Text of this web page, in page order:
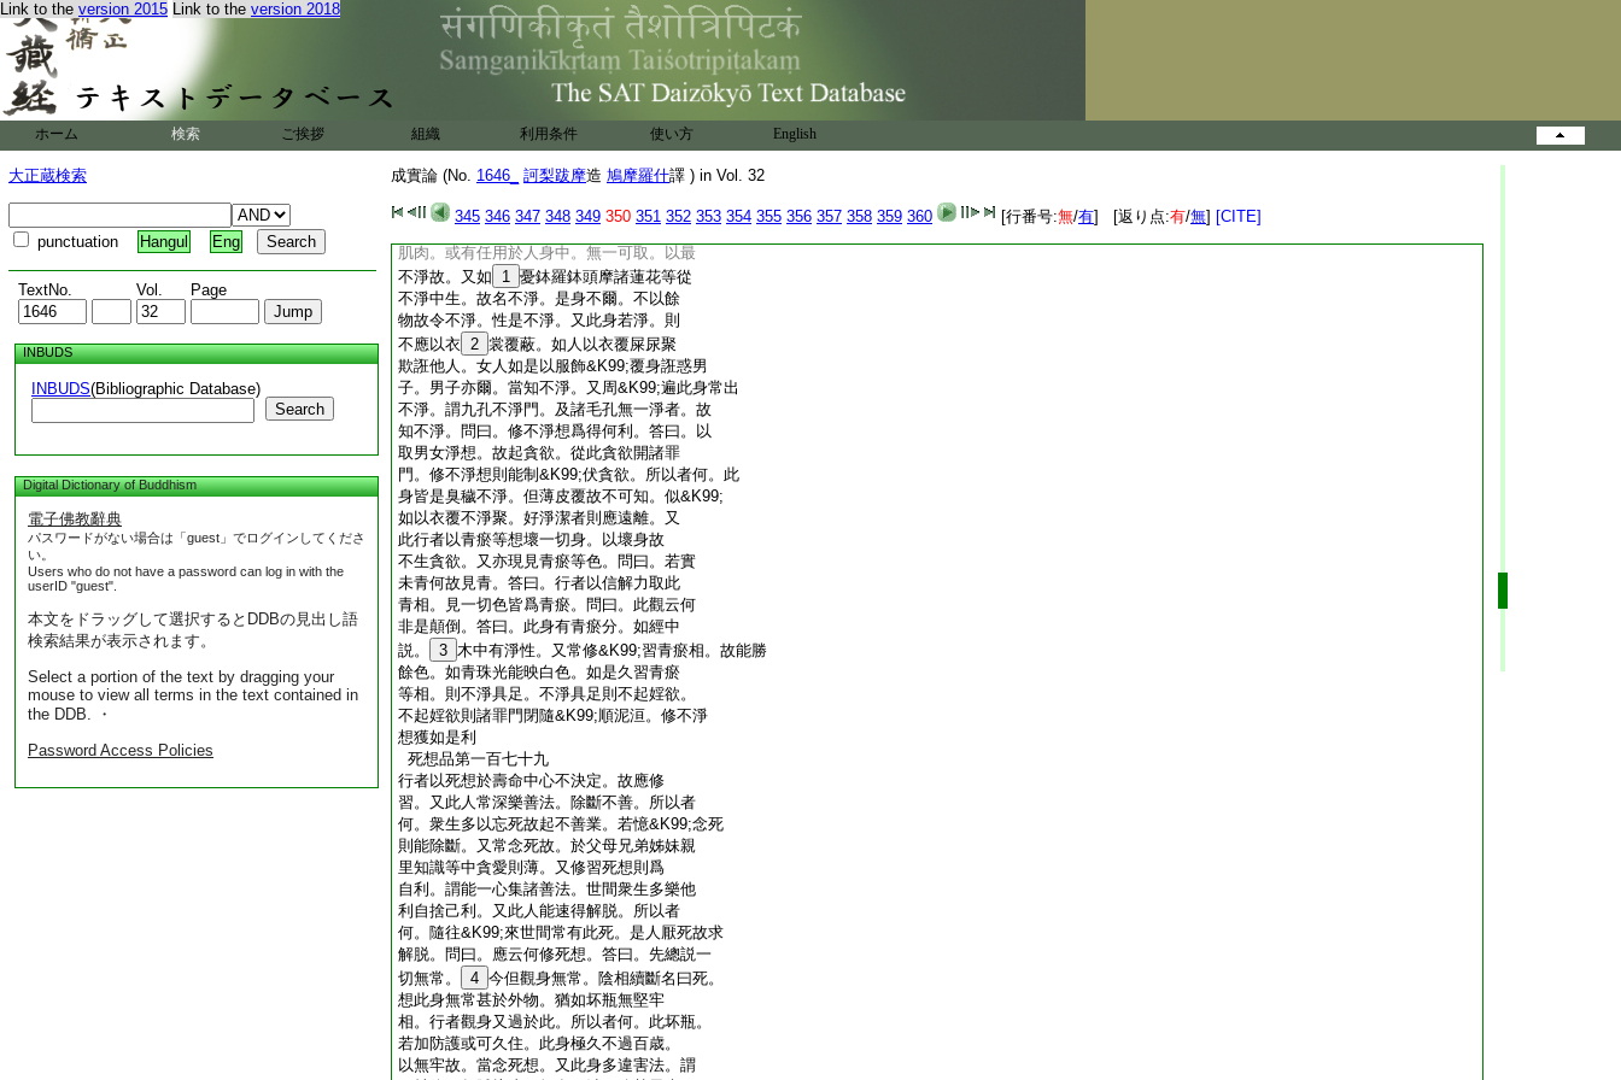
Link to the version 2015 Link to the version 2018
ホーム 検索 ご挨拶 組織 利用条件 使い方 English
大正蔵検索
punctuation Hangul Eng
TextNo. Vol. Page
INBUDS
INBUDS(Bibliographic Database)
Search
Digital Dictionary of Buddhism
電子佛教辭典
パスワードがない場合は「guest」でログインしてくださ
い。
Users who do not have a password can log in with the
userID "guest".
本文をドラッグして選択するとDDBの見出し語
検索結果が表示されます。
Select a portion of the text by dragging your
mouse to view all terms in the text contained in
the DDB. ・
Password Access Policies
成實論 (No. 1646_ 訶梨跋摩造 鳩摩羅什譯 ) in Vol. 32
345 346 347 348 349 350 351 352 353 354 355 356 357 358 359 360 [行番号:無/有] [返り点:有/無] [CITE]
此身如塚。所以者何。以死屍處故名爲塚。
此身亦多死虫在其中住。又此身能造不
淨。若淨處好華衣服瓔珞等由此身故皆爲
不淨。又諸婆羅門於死家産家不從受食。
以不淨故。而此身中千萬種虫常生常死。
則無可從受飮食者。故知不淨。又世間
中獄爲不淨。此身即是千種虫獄。故名不
淨。又此身常須澡浴。若是淨者何須澡浴
耶。又以妙好華香瓔珞莊&K99;嚴此身。當知
此身體性不淨。假外淨物以爲莊嚴。又此
肌肉。或有任用於人身中。無一可取。以最
不淨故。又如
1 憂鉢羅鉢頭摩諸蓮花等從
不淨中生。故名不淨。是身不爾。不以餘
物故令不淨。性是不淨。又此身若淨。則
不應以衣 2 裳覆蔽。如人以衣覆屎尿聚
欺誑他人。女人如是以服飾&K99;覆身誑惑男
子。男子亦爾。當知不淨。又周&K99;遍此身常出
不淨。謂九孔不淨門。及諸毛孔無一淨者。故
知不淨。問曰。修不淨想爲得何利。答曰。以
取男女淨想。故起貪欲。從此貪欲開諸罪
門。修不淨想則能制&K99;伏貪欲。所以者何。此
身皆是臭穢不淨。但薄皮覆故不可知。似&K99;
如以衣覆不淨聚。好淨潔者則應遠離。又
此行者以青瘀等想壞一切身。以壞身故
不生貪欲。又亦現見青瘀等色。問曰。若實
未青何故見青。答曰。行者以信解力取此
青相。見一切色皆爲青瘀。問曰。此觀云何
非是顛倒。答曰。此身有青瘀分。如經中
説。
3 木中有淨性。又常修&K99;習青瘀相。故能勝
餘色。如青珠光能映白色。如是久習青瘀
等相。則不淨具足。不淨具足則不起婬欲。
不起婬欲則諸罪門閉隨&K99;順泥洹。修不淨
想獲如是利
死想品第一百七十九
行者以死想於壽命中心不決定。故應修
習。又此人常深樂善法。除斷不善。所以者
何。衆生多以忘死故起不善業。若憶&K99;念死
則能除斷。又常念死故。於父母兄弟姊妹親
里知識等中貪愛則薄。又修習死想則爲
自利。謂能一心集諸善法。世間衆生多樂他
利自捨己利。又此人能速得解脱。所以者
何。隨往&K99;來世間常有此死。是人厭死故求
解脱。問曰。應云何修死想。答曰。先總説一
切無常。
4 今但觀身無常。陰相續斷名曰死。
想此身無常甚於外物。猶如坏瓶無堅牢
相。行者觀身又過於此。所以者何。此坏瓶。
若加防護或可久住。此身極久不過百歳。
以無牢故。當念死想。又此身多違害法。謂